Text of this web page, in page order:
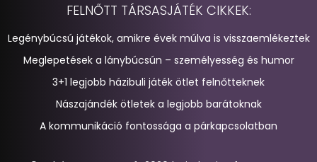
FELNŐTT TÁRSASJÁTÉK CIKKEK:
Legénybúcsú játékok, amikre évek múlva is visszaemlékeztek
Meglepetések a lánybúcsún – személyesség és humor
3+1 legjobb házibuli játék ötlet felnőtteknek
Nászajándék ötletek a legjobb barátoknak
A kommunikáció fontossága a párkapcsolatban